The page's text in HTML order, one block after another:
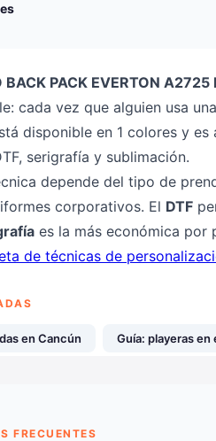
BACK PACK EVERTON A2725
cada vez que alguien usa
disponible en 1 colores y
serigrafía y sublimación.
depende del tipo de
corporativos. El DTF
es la más económica por
de técnicas de
en Cancún Guía: playeras en
FRECUENTES